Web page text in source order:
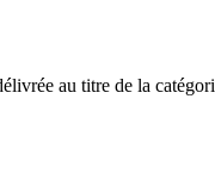
au titre de la